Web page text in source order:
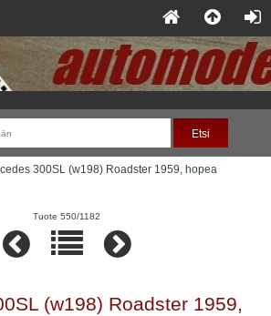
300SL (w198) Roadster 1959, hopea
Tuote 550/1182
(w198) Roadster 1959,